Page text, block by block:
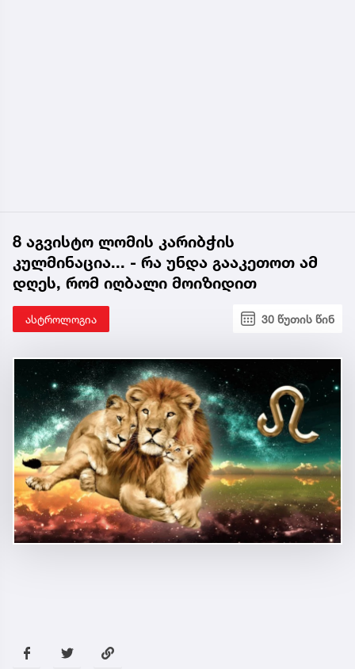
8 აგვისტო ლომის კარიბჭის
კულმინაცია... - რა უნდა გააკეთოთ ამ
დღეს, რომ იღბალი მოიზიდით
ასტროლოგია 30 წუთის წინ